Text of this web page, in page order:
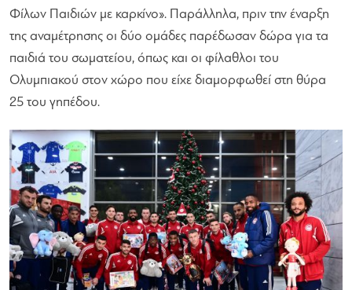
Φίλων Παιδιών με καρκίνο». Παράλληλα, πριν την έναρξη
της αναμέτρησης οι δύο ομάδες παρέδωσαν δώρα για τα
παιδιά του σωματείου, όπως και οι φίλαθλοι του
Ολυμπιακού στον χώρο που είχε διαμορφωθεί στη θύρα
25 του γηπέδου.